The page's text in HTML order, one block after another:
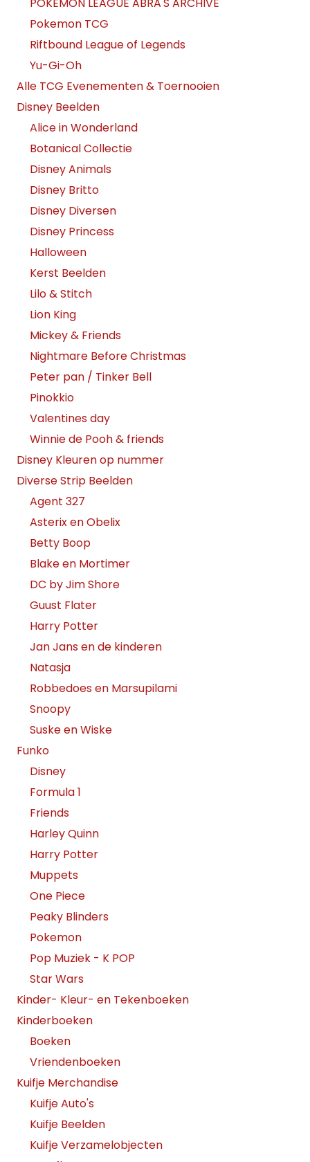
Pokemon TCG
Riftbound League of Legends
Yu-Gi-Oh
Alle TCG Evenementen & Toernooien
Disney Beelden
Alice in Wonderland
Botanical Collectie
Disney Animals
Disney Britto
Disney Diversen
Disney Princess
Halloween
Kerst Beelden
Lilo & Stitch
Lion King
Mickey & Friends
Nightmare Before Christmas
Peter pan / Tinker Bell
Pinokkio
Valentines day
Winnie de Pooh & friends
Disney Kleuren op nummer
Diverse Strip Beelden
Agent 327
Asterix en Obelix
Betty Boop
Blake en Mortimer
DC by Jim Shore
Guust Flater
Harry Potter
Jan Jans en de kinderen
Natasja
Robbedoes en Marsupilami
Snoopy
Suske en Wiske
Funko
Disney
Formula 1
Friends
Harley Quinn
Harry Potter
Muppets
One Piece
Peaky Blinders
Pokemon
Pop Muziek - K POP
Star Wars
Kinder- Kleur- en Tekenboeken
Kinderboeken
Boeken
Vriendenboeken
Kuifje Merchandise
Kuifje Auto's
Kuifje Beelden
Kuifje Verzamelobjecten